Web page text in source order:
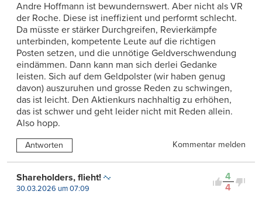
Andre Hoffmann ist bewundernswert. Aber nicht als VR
der Roche. Diese ist ineffizient und performt schlecht.
Da müsste er stärker Durchgreifen, Revierkämpfe
unterbinden, kompetente Leute auf die richtigen
Posten setzen, und die unnötige Geldverschwendung
eindämmen. Dann kann man sich derlei Gedanke
leisten. Sich auf dem Geldpolster (wir haben genug
davon) auszuruhen und grosse Reden zu schwingen,
das ist leicht. Den Aktienkurs nachhaltig zu erhöhen,
das ist schwer und geht leider nicht mit Reden allein.
Also hopp.
Antworten Kommentar melden
4
4
Shareholders, flieht!
30.03.2026 um 07:09